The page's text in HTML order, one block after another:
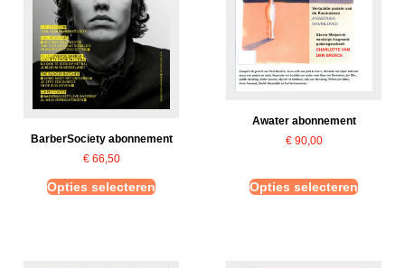
BarberSociety abonnement
€66,50
Opties selecteren
Awater abonnement
€90,00
Opties selecteren